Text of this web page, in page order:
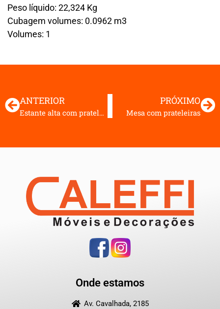
Peso líquido: 22,324 Kg
Cubagem volumes: 0.0962 m3
Volumes: 1
ANTERIOR
Estante alta com prateleiras
PRÓXIMO
Mesa com prateleiras
Onde estamos
Av. Cavalhada, 2185